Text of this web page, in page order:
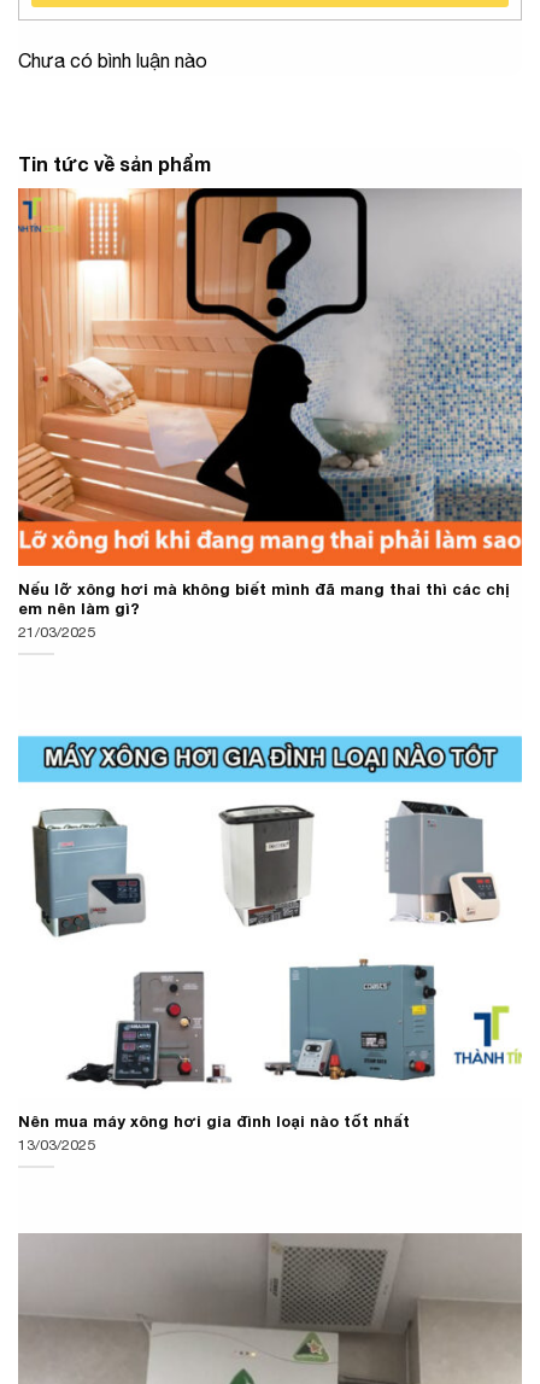
Tin tức về sản phẩm
Nếu lỡ xông hơi mà không biết mình đã mang thai thì các chị
em nên làm gì?
21/03/2025
Nên mua máy xông hơi gia đình loại nào tốt nhất
13/03/2025
Chưa có bình luận nào